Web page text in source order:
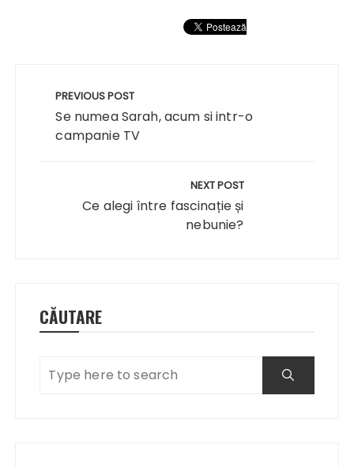
articole
PREVIOUS POST
Se numea Sarah, acum si intr-o
campanie TV
NEXT POST
Ce alegi între fascinație și
nebunie?
CĂUTARE